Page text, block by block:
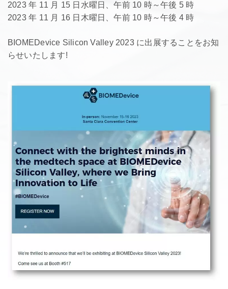
2023 年 11 月 15 日水曜日、午前 10 時～午後 5 時
2023 年 11 月 16 日木曜日、午前 10 時～午後 4 時
BIOMEDevice Silicon Valley 2023 に出展することをお知
らせいたします!